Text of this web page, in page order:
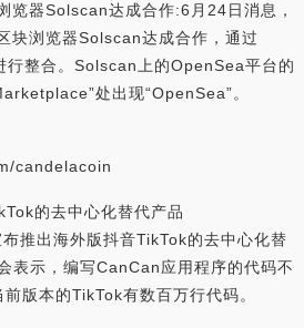
览器Solscan达成合作:6月24日消息，
块浏览器Solscan达成合作，通过
整合。Solscan上的OpenSea平台的
处出现“OpenSea”。
candelacoin
的去中心化替代产品
推出海外版抖音TikTok的去中心化替
表示，编写CanCan应用程序的代码不
版本的TikTok有数百万行代码。